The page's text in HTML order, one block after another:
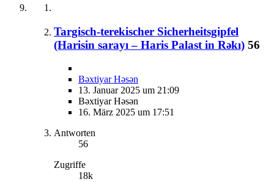
Targisch-terekischer Sicherheitsgipfel
(Harisin sarayı – Haris Palast in Rəkı) 56
Bəxtiyar Həsən
13. Januar 2025 um 21:09
Bəxtiyar Həsən
16. März 2025 um 17:51
Antworten
56
Zugriffe
18k